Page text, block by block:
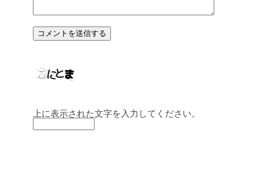
上に表示された文字を入力してください。